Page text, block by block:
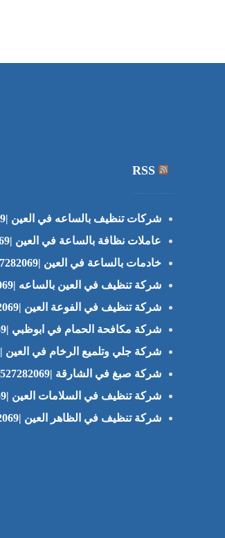
RSS
شركات تنظيف بالساعه في العين |0527282069
عاملات نظافة بالساعة في العين |0527282069
خادمات بالساعة في العين |0527282069
شركة تنظيف في العين بالساعه |0527282069
شركة تنظيف في الفوعة العين |0527282069
شركة مكافحة الحمام في ابوظبي |0527282069
شركة جلي وتلميع الرخام في العين |0527282069
شركة صبغ في الشارقة |0527282069| صباغ رخيص
شركة تنظيف في السلامات العين |0527282069
شركة تنظيف في الظاهر العين |0527282069